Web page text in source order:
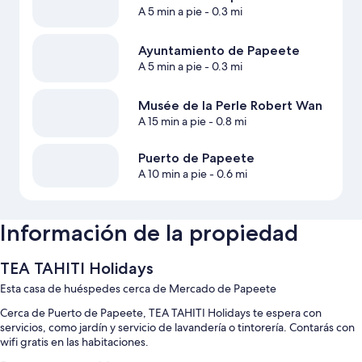
A 5 min a pie- 0.3 mi
Ayuntamiento de Papeete
A 5 min a pie- 0.3 mi
Musée de la Perle Robert Wan
A 15 min a pie- 0.8 mi
Puerto de Papeete
A 10 min a pie- 0.6 mi
Información de la propiedad
TEA TAHITI Holidays
Esta casa de huéspedes cerca de Mercado de Papeete
Cerca de Puerto de Papeete, TEA TAHITI Holidays te espera con
servicios, como jardín y servicio de lavandería o tintorería. Contarás con
wifi gratis en las habitaciones.